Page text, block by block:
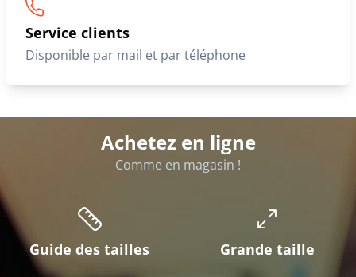
Service clients
Disponible par mail et par téléphone
Achetez en ligne
Comme en magasin !
Guide des tailles Grande taille